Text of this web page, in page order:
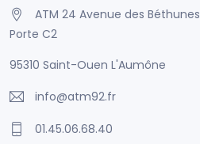
ATM 24 Avenue des Béthunes
Porte C2
95310 Saint-Ouen L'Aumône
info@atm92.fr
01.45.06.68.40